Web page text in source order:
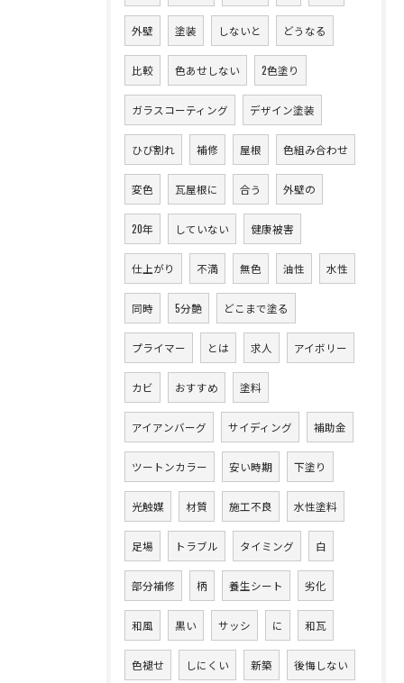
外壁 塗装 しないと どうなる
比較 色あせしない 2色塗り
ガラスコーティング デザイン塗装
ひび割れ 補修 屋根 色組み合わせ
変色 瓦屋根に 合う 外壁の
20年 していない 健康被害
仕上がり 不満 無色 油性 水性
同時 5分艶 どこまで塗る
プライマー とは 求人 アイボリー
カビ おすすめ 塗料
アイアンバーグ サイディング 補助金
ツートンカラー 安い時期 下塗り
光触媒 材質 施工不良 水性塗料
足場 トラブル タイミング 白
部分補修 柄 養生シート 劣化
和風 黒い サッシ に 和瓦
色褪せ しにくい 新築 後悔しない